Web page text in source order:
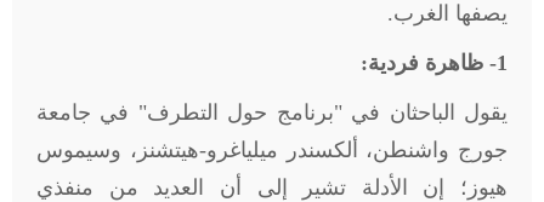
يصفها الغرب.
1- ظاهرة فردية :
يقول الباحثان في "برنامج حول التطرف" في جامعة
جورج واشنطن، ألكسندر ميلياغرو-هيتشنز، وسيموس
هيوز؛ إن الأدلة تشير إلى أن العديد من منفذي